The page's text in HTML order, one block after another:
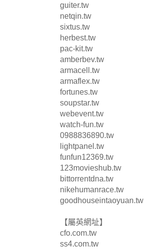
guiter.tw
netqin.tw
sixtus.tw
herbest.tw
pac-kit.tw
amberbev.tw
armacell.tw
armaflex.tw
fortunes.tw
soupstar.tw
webevent.tw
watch-fun.tw
0988836890.tw
lightpanel.tw
funfun12369.tw
123movieshub.tw
bittorrentdna.tw
nikehumanrace.tw
goodhouseintaoyuan.tw
【屬英網址】
cfo.com.tw
ss4.com.tw